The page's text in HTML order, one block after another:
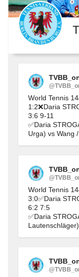
World Tennis
1:2❌Daria
3:6 9-11
✅Daria
Urga) vs Wang
World Tennis
3:0✅Daria
6:2 7:5
✅Daria